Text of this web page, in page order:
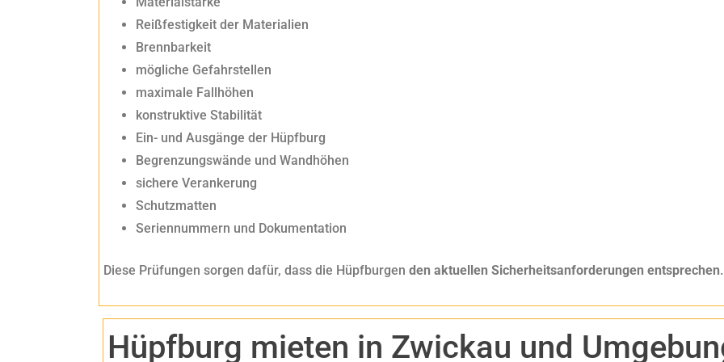
Reißfestigkeit der Materialien
Brennbarkeit
mögliche Gefahrstellen
maximale Fallhöhen
konstruktive Stabilität
Ein- und Ausgänge der Hüpfburg
Begrenzungswände und Wandhöhen
sichere Verankerung
Schutzmatten
Seriennummern und Dokumentation
Diese Prüfungen sorgen dafür, dass die Hüpfburgen den aktuellen Sicherheitsanforderungen entsprechen.
Hüpfburg mieten in Zwickau und